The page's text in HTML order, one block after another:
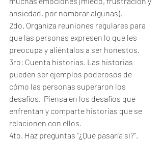
ansiedad, por nombrar algunas).
2do. Organiza reuniones regulares para
que las personas expresen lo que les
preocupa y aliéntalos a ser honestos.
3ro: Cuenta historias. Las historias
pueden ser ejemplos poderosos de
cómo las personas superaron los
desafíos.  Piensa en los desafíos que
enfrentan y comparte historias que se
relacionen con ellos.
4to. Haz preguntas "¿Qué pasaría si?".